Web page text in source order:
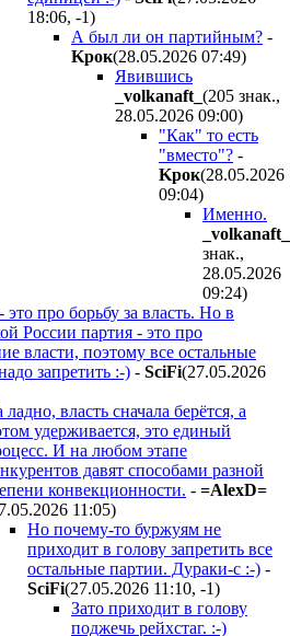
18:06, -1)
А был ли он партийным? -
Kpoк(28.05.2026 07:49)
Явившись
_volkanaft_ (205 знак.,
28.05.2026 09:00)
"Как" то есть
"вместо"? -
Kpoк(28.05.2026
09:04)
Именно.
_volkanaft_
знак.,
28.05.2026
09:24)
это про борьбу за власть. Но в
России партия - это про
власти, поэтому все остальные
запретить :-) - SciFi(27.05.2026
ладно, власть сначала берётся, а
удерживается, это единый
И на любом этапе
давят способами разной
конвекционности. - =AlexD=
11:05)
Но почему-то буржуям не
приходит в голову запретить все
остальные партии. Дураки-с :-) -
SciFi(27.05.2026 11:10, -1)
Зато приходит в голову
поджечь рейхстаг. :-)